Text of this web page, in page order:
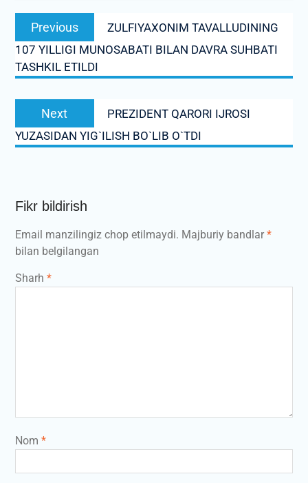
Post
menyusi
Previous
post:
ZULFIYAXONIM TAVALLUDINING
107 YILLIGI MUNOSABATI BILAN DAVRA SUHBATI
TASHKIL ETILDI
Next
post:
PREZIDENT QARORI IJROSI
YUZASIDAN YIG`ILISH BO`LIB O`TDI
Fikr bildirish
Email manzilingiz chop etilmaydi. Majburiy bandlar*
bilan belgilangan
Sharh *
Nom *